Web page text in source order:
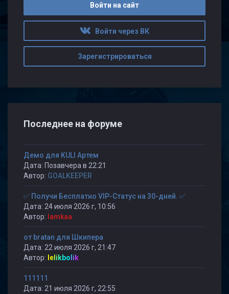
Войти на сайт
Войти через ВК
Зарегистрироваться
Последнее на форуме
Демо для KULI Артем
Дата: Позавчера в 22:21
Автор: GOALKEEPER
✅ Получи Бесплатно VIP-Статус на 30-дней. ✅
Дата: 24 июля 2026 г, 10:56
Автор: lamkaa
от bratan для Шкипера
Дата: 22 июля 2026 г, 21:47
Автор: lelikbolik
111111
Дата: 21 июля 2026 г, 22:55